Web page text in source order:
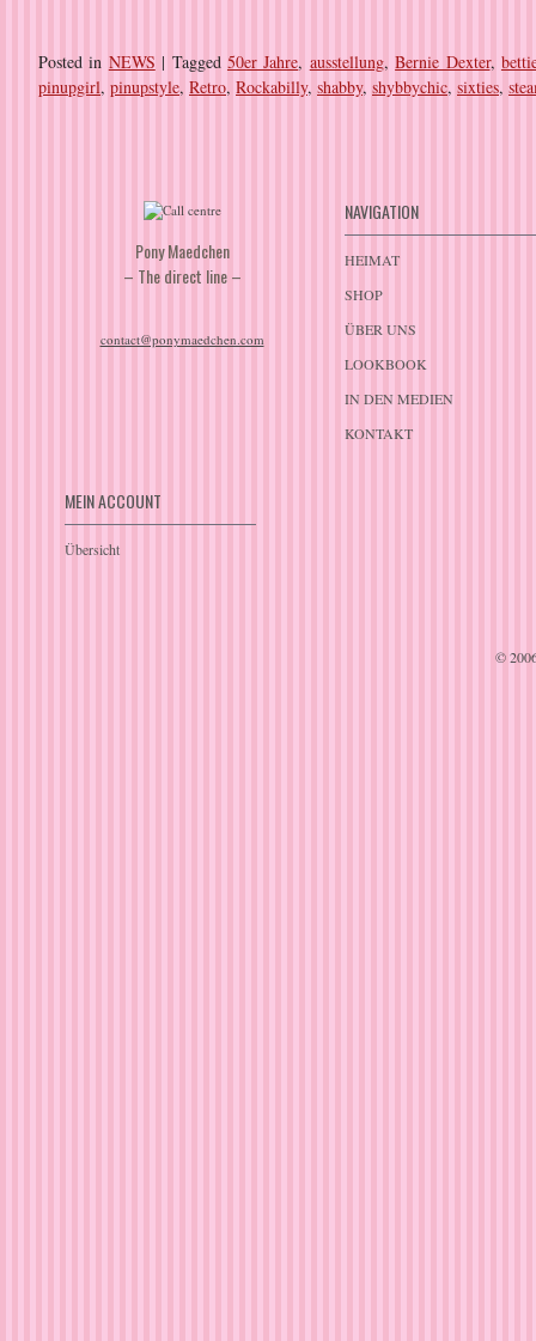
Posted in NEWS | Tagged 50er Jahre, ausstellung,Bernie Dexter,
pinupgirl, pinupstyle, Retro, Rockabilly, shabby, shybbychic, sixties,
Pony Maedchen
– The direct line –
contact@ponymaedchen.com
NAVIGATION
HEIMAT
SHOP
ÜBER UNS
LOOKBOOK
IN DEN MEDIEN
KONTAKT
MEIN ACCOUNT
Übersicht
©